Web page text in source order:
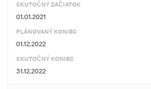
SKUTOČNÝ ZAČIATOK
01.01.2021
PLÁNOVANÝ KONIEC
01.12.2022
SKUTOČNÝ KONIEC
31.12.2022